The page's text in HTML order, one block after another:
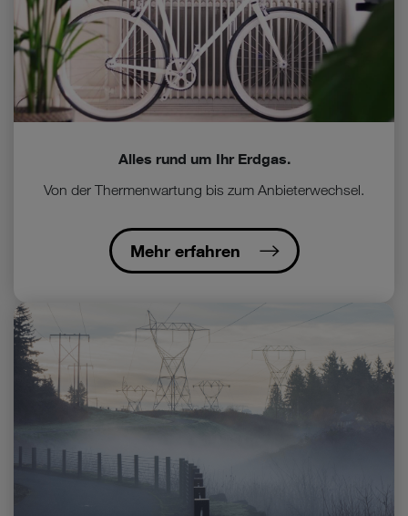
Alles rund um Ihr Erdgas.
Von der Thermenwartung bis zum Anbieterwechsel.
Mehr erfahren
Wenn Sie „Nur notwendige Cookies“ wählen, dann sind für
Sie nur jene Cookies im Einsatz, die zur Funktion dieser
Website unerlässlich sind.